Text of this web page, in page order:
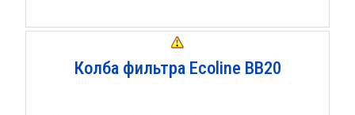
Колба фильтра Ecoline ВВ20